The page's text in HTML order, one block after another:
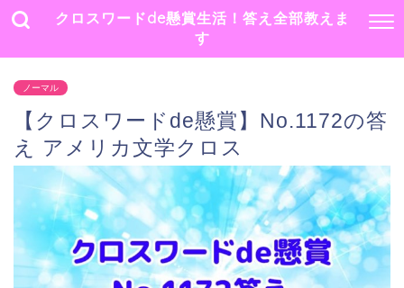
クロスワードde懸賞生活！答え全部教えま
す
ノーマル
【クロスワードde懸賞】No.1172の答
え アメリカ文学クロス